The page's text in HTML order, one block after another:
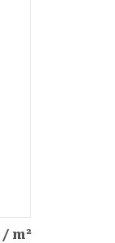
/ m²